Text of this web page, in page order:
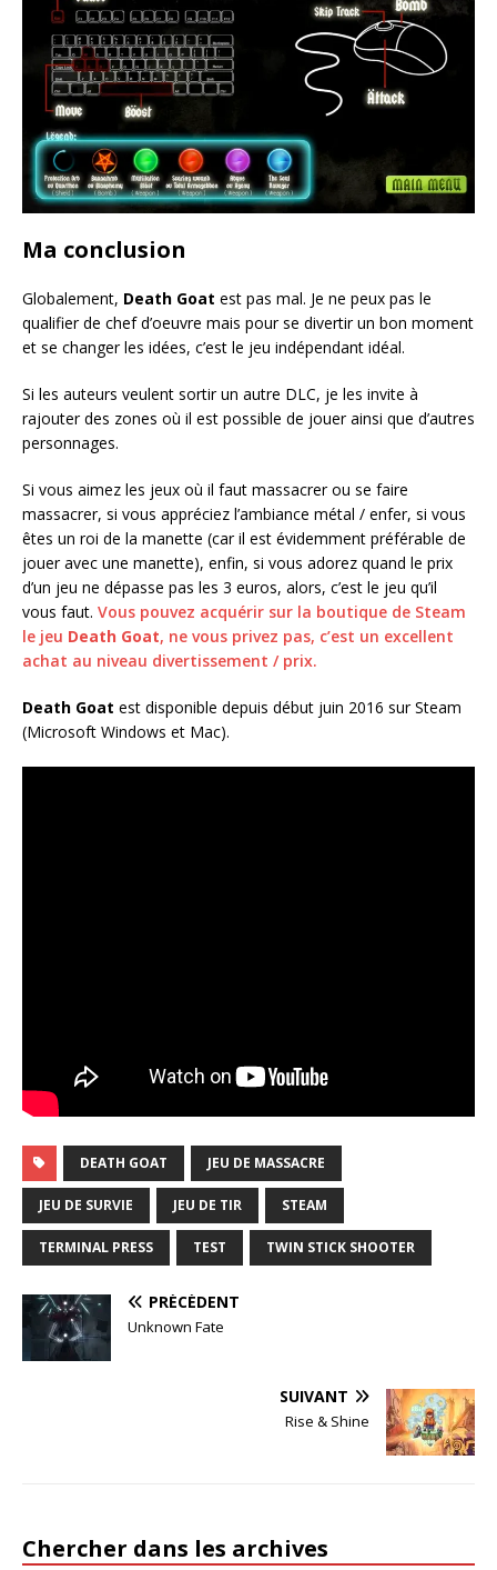
Ma conclusion
Globalement, Death Goat est pas mal. Je ne peux pas le
qualifier de chef d’oeuvre mais pour se divertir un bon moment
et se changer les idées, c’est le jeu indépendant idéal.
Si les auteurs veulent sortir un autre DLC, je les invite à
rajouter des zones où il est possible de jouer ainsi que d’autres
personnages.
Si vous aimez les jeux où il faut massacrer ou se faire
massacrer, si vous appréciez l’ambiance métal / enfer, si vous
êtes un roi de la manette (car il est évidemment préférable de
jouer avec une manette), enfin, si vous adorez quand le prix
d’un jeu ne dépasse pas les 3 euros, alors, c’est le jeu qu’il
vous faut. Vous pouvez acquérir sur la boutique de Steam
le jeu Death Goat, ne vous privez pas, c’est un excellent
achat au niveau divertissement / prix.
Death Goat est disponible depuis début juin 2016 sur Steam
(Microsoft Windows et Mac).
DEATH GOAT JEU DE MASSACRE
JEU DE SURVIE JEU DE TIR STEAM
TERMINAL PRESS TEST TWIN STICK SHOOTER
PRÉCÉDENT
Unknown Fate
SUIVANT
Rise & Shine
Chercher dans les archives